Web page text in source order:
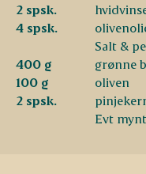
2 spsk.
4 spsk.
Salt &
400 g
grønne
100 g
oliven
2 spsk.
Evt